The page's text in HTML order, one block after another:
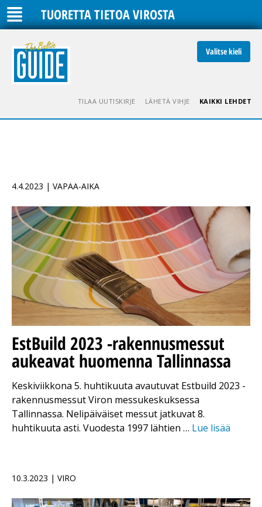
TUORETTA TIETOA VIROSTA
Valitse kieli
TILAA UUTISKIRJE LÄHETÄ VIHJE KAIKKI LEHDET
4.4.2023 | VAPAA-AIKA
EstBuild 2023 -rakennusmessut
aukeavat huomenna Tallinnassa
Keskiviikkona 5. huhtikuuta avautuvat Estbuild 2023 -
rakennusmessut Viron messukeskuksessa
Tallinnassa. Nelipäiväiset messut jatkuvat 8.
huhtikuuta asti. Vuodesta 1997 lähtien … Lue lisää
10.3.2023 | VIRO